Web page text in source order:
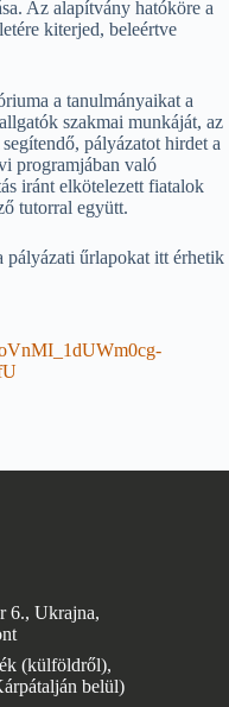
Az alapítvány hatóköre a
kiterjed, beleértve
a tanulmányaikat a
szakmai munkáját, az
pályázatot hirdet a
programjában való
iránt elkötelezett fiatalok
tutorral együtt.
pályázati űrlapokat itt érhetik
6., Ukrajna,
(külföldről),
belül)